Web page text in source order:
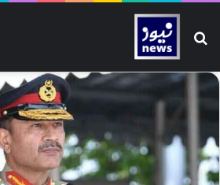
تلاش کیجیے